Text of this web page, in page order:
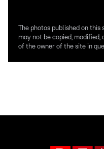
The photos published on
may not be copied,
of the owner of the site in